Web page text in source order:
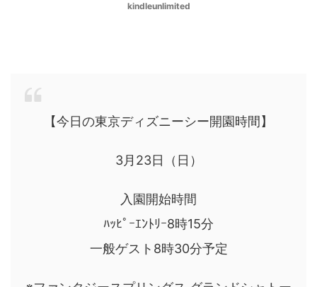
kindleunlimited
【今日の東京ディズニーシー開園時間】
3月23日（日）
入園開始時間
ﾊｯﾋﾟｰｴﾝﾄﾘｰ8時15分
一般ゲスト8時30分予定